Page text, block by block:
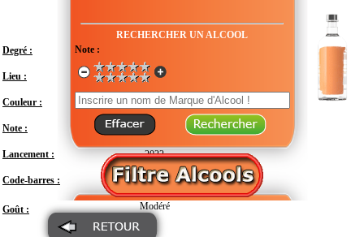
RECHERCHER UN ALCOOL
Note :
Degré :
Lieu : Suède - Scanie - Åhus
Couleur : Transparent
Note : En attente de test
Lancement : 2022
Code-barres : 7312040350179
Goût : Modéré